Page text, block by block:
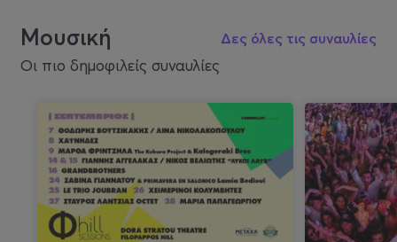
Μουσική Δες όλες τις συναυλίες
Οι πιο δημοφιλείς συναυλίες